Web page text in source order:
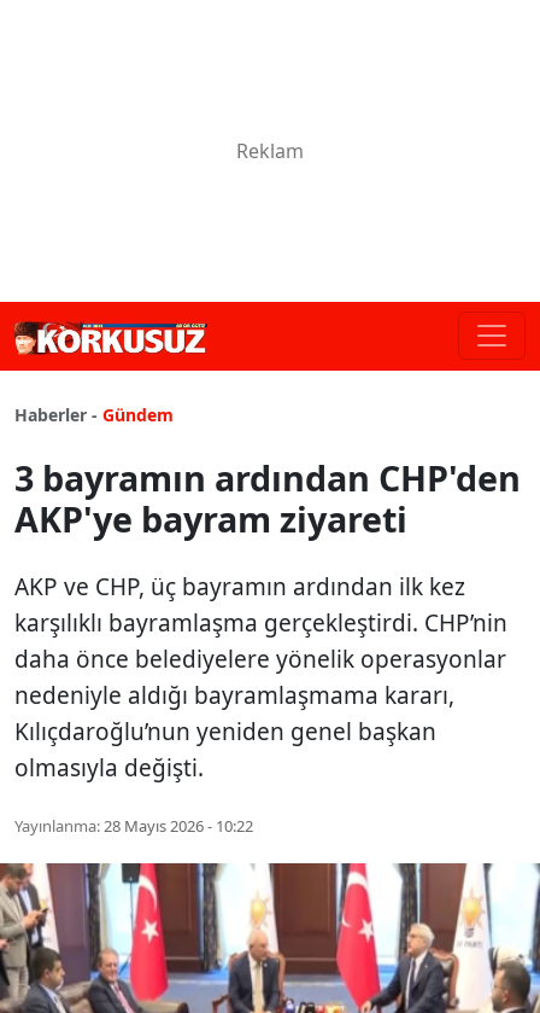
Haberler - Gündem
3 bayramın ardından CHP'den
AKP'ye bayram ziyareti
AKP ve CHP, üç bayramın ardından ilk kez
karşılıklı bayramlaşma gerçekleştirdi. CHP’nin
daha önce belediyelere yönelik operasyonlar
nedeniyle aldığı bayramlaşmama kararı,
Kılıçdaroğlu’nun yeniden genel başkan
olmasıyla değişti.
Yayınlanma:28 Mayıs 2026 - 10:22